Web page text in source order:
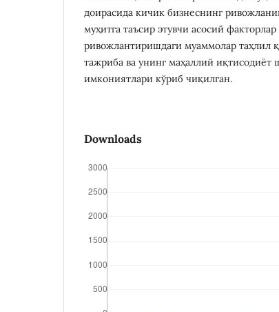
доирасида кичик бизнеснинг
муҳитга таъсир этувчи асосий
ривожлантиришдаги муаммолар таҳлил
тажриба ва унинг маҳаллий
имкониятлари кўриб чиқилган.
Downloads